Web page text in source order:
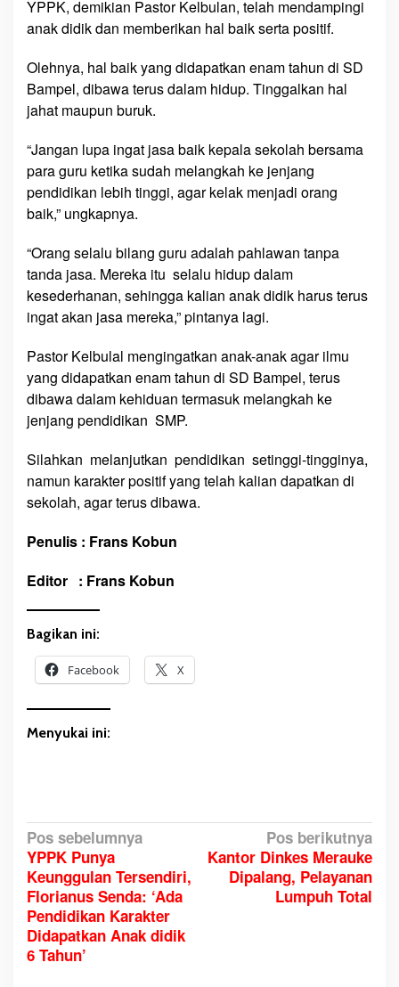
YPPK, demikian Pastor Kelbulan, telah mendampingi
anak didik dan memberikan hal baik serta positif.
Olehnya, hal baik yang didapatkan enam tahun di SD
Bampel, dibawa terus dalam hidup. Tinggalkan hal
jahat maupun buruk.
“Jangan lupa ingat jasa baik kepala sekolah bersama
para guru ketika sudah melangkah ke jenjang
pendidikan lebih tinggi, agar kelak menjadi orang
baik,” ungkapnya.
“Orang selalu bilang guru adalah pahlawan tanpa
tanda jasa. Mereka itu selalu hidup dalam
kesederhanan, sehingga kalian anak didik harus terus
ingat akan jasa mereka,” pintanya lagi.
Pastor Kelbulal mengingatkan anak-anak agar ilmu
yang didapatkan enam tahun di SD Bampel, terus
dibawa dalam kehiduan termasuk melangkah ke
jenjang pendidikan SMP.
Silahkan melanjutkan pendidikan setinggi-tingginya,
namun karakter positif yang telah kalian dapatkan di
sekolah, agar terus dibawa.
Penulis : Frans Kobun
Editor : Frans Kobun
Bagikan ini:
Facebook X
Menyukai ini:
N
a
v
i
g
a
Pos sebelumnya
YPPK Punya
Keunggulan Tersendiri,
Florianus Senda: ‘Ada
Pendidikan Karakter
Didapatkan Anak didik
6 Tahun’
Pos berikutnya
Kantor Dinkes Merauke
Dipalang, Pelayanan
Lumpuh Total